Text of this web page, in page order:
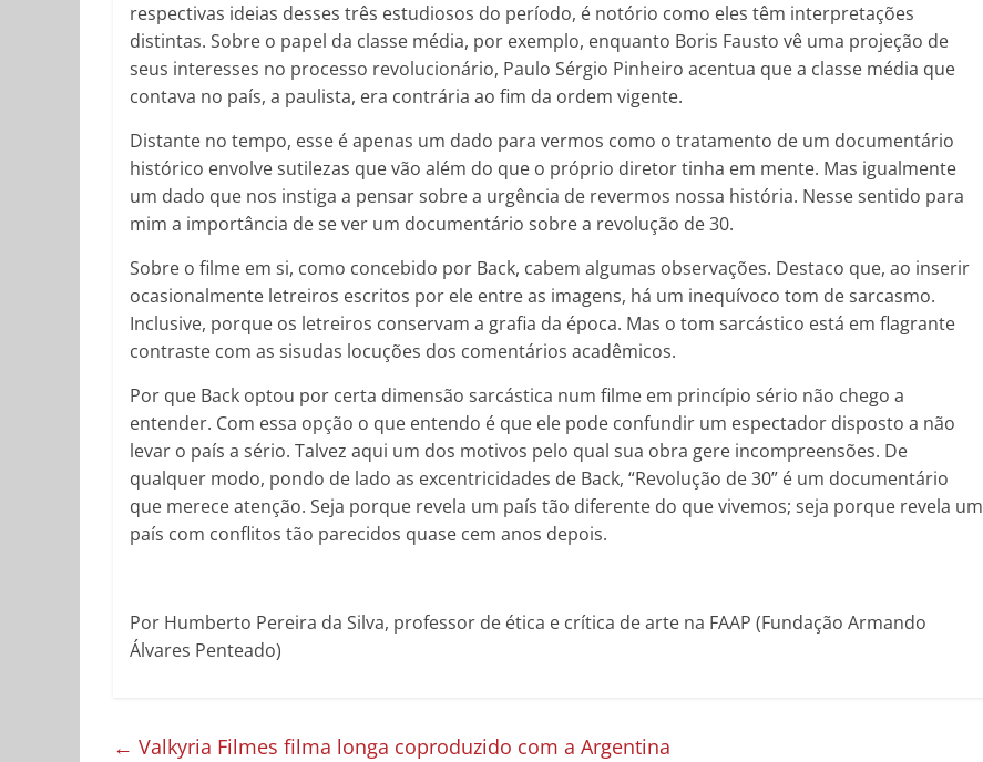
respectivas ideias desses três estudiosos do período, é notório como eles têm interpretações
distintas. Sobre o papel da classe média, por exemplo, enquanto Boris Fausto vê uma projeção de
seus interesses no processo revolucionário, Paulo Sérgio Pinheiro acentua que a classe média que
contava no país, a paulista, era contrária ao fim da ordem vigente.
Distante no tempo, esse é apenas um dado para vermos como o tratamento de um documentário
histórico envolve sutilezas que vão além do que o próprio diretor tinha em mente. Mas igualmente
um dado que nos instiga a pensar sobre a urgência de revermos nossa história. Nesse sentido para
mim a importância de se ver um documentário sobre a revolução de 30.
Sobre o filme em si, como concebido por Back, cabem algumas observações. Destaco que, ao inserir
ocasionalmente letreiros escritos por ele entre as imagens, há um inequívoco tom de sarcasmo.
Inclusive, porque os letreiros conservam a grafia da época. Mas o tom sarcástico está em flagrante
contraste com as sisudas locuções dos comentários acadêmicos.
Por que Back optou por certa dimensão sarcástica num filme em princípio sério não chego a
entender. Com essa opção o que entendo é que ele pode confundir um espectador disposto a não
levar o país a sério. Talvez aqui um dos motivos pelo qual sua obra gere incompreensões. De
qualquer modo, pondo de lado as excentricidades de Back, “Revolução de 30” é um documentário
que merece atenção. Seja porque revela um país tão diferente do que vivemos; seja porque revela um
país com conflitos tão parecidos quase cem anos depois.
Por Humberto Pereira da Silva, professor de ética e crítica de arte na FAAP (Fundação Armando
Álvares Penteado)
← Valkyria Filmes filma longa coproduzido com a Argentina